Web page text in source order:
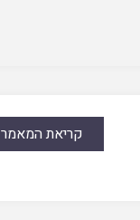
קריאת המאמר